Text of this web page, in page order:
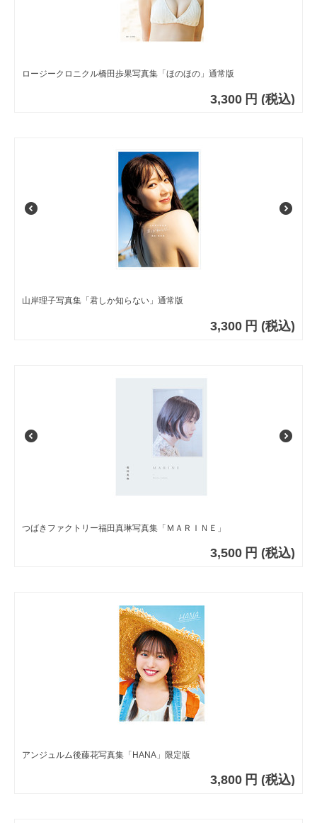
ロージークロニクル橋田歩果写真集「ほのほの」通常版
3,300 円 (税込)
山岸理子写真集「君しか知らない」通常版
3,300 円 (税込)
つばきファクトリー福田真琳写真集「ＭＡＲＩＮＥ」
3,500 円 (税込)
アンジュルム後藤花写真集「HANA」限定版
3,800 円 (税込)